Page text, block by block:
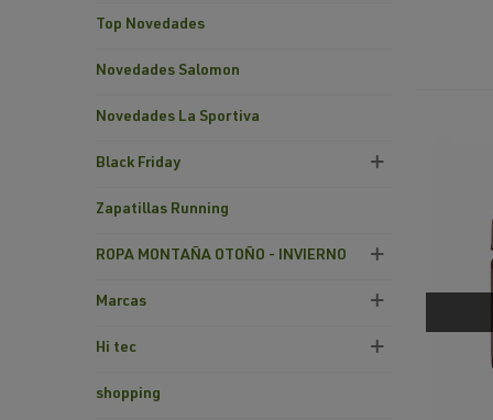
Top Novedades
Novedades Salomon
Novedades La Sportiva
Black Friday
Zapatillas Running
ROPA MONTAÑA OTOÑO - INVIERNO
Marcas
Hi tec
shopping